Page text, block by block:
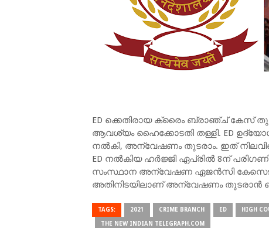
ED ക്കെതിരായ ക്രൈം ബ്രാഞ്ച് കേസ്
ആവശ്യം ഹൈക്കോടതി തള്ളി. ED
നൽകി, അന്വേഷണം തുടരാം. ഇത്
ED നൽകിയ ഹർജ്ജി ഏപ്രിൽ 8ന്
സംസ്ഥാന അന്വേഷണ ഏജൻസി
അതിനിടയിലാണ് അന്വേഷണം തുടരാൻ
TAGS: 2021 CRIME BRANCH ED HIGH
THE NEW INDIAN TELEGRAPH.COM